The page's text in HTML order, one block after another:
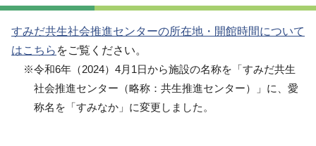
すみだ共生社会推進センターの所在地・開館時間について
はこちら をご覧ください。
※令和6年（2024）4月1日から施設の名称を「すみだ共生
社会推進センター（略称：共生推進センター）」に、愛
称名を「すみなか」に変更しました。